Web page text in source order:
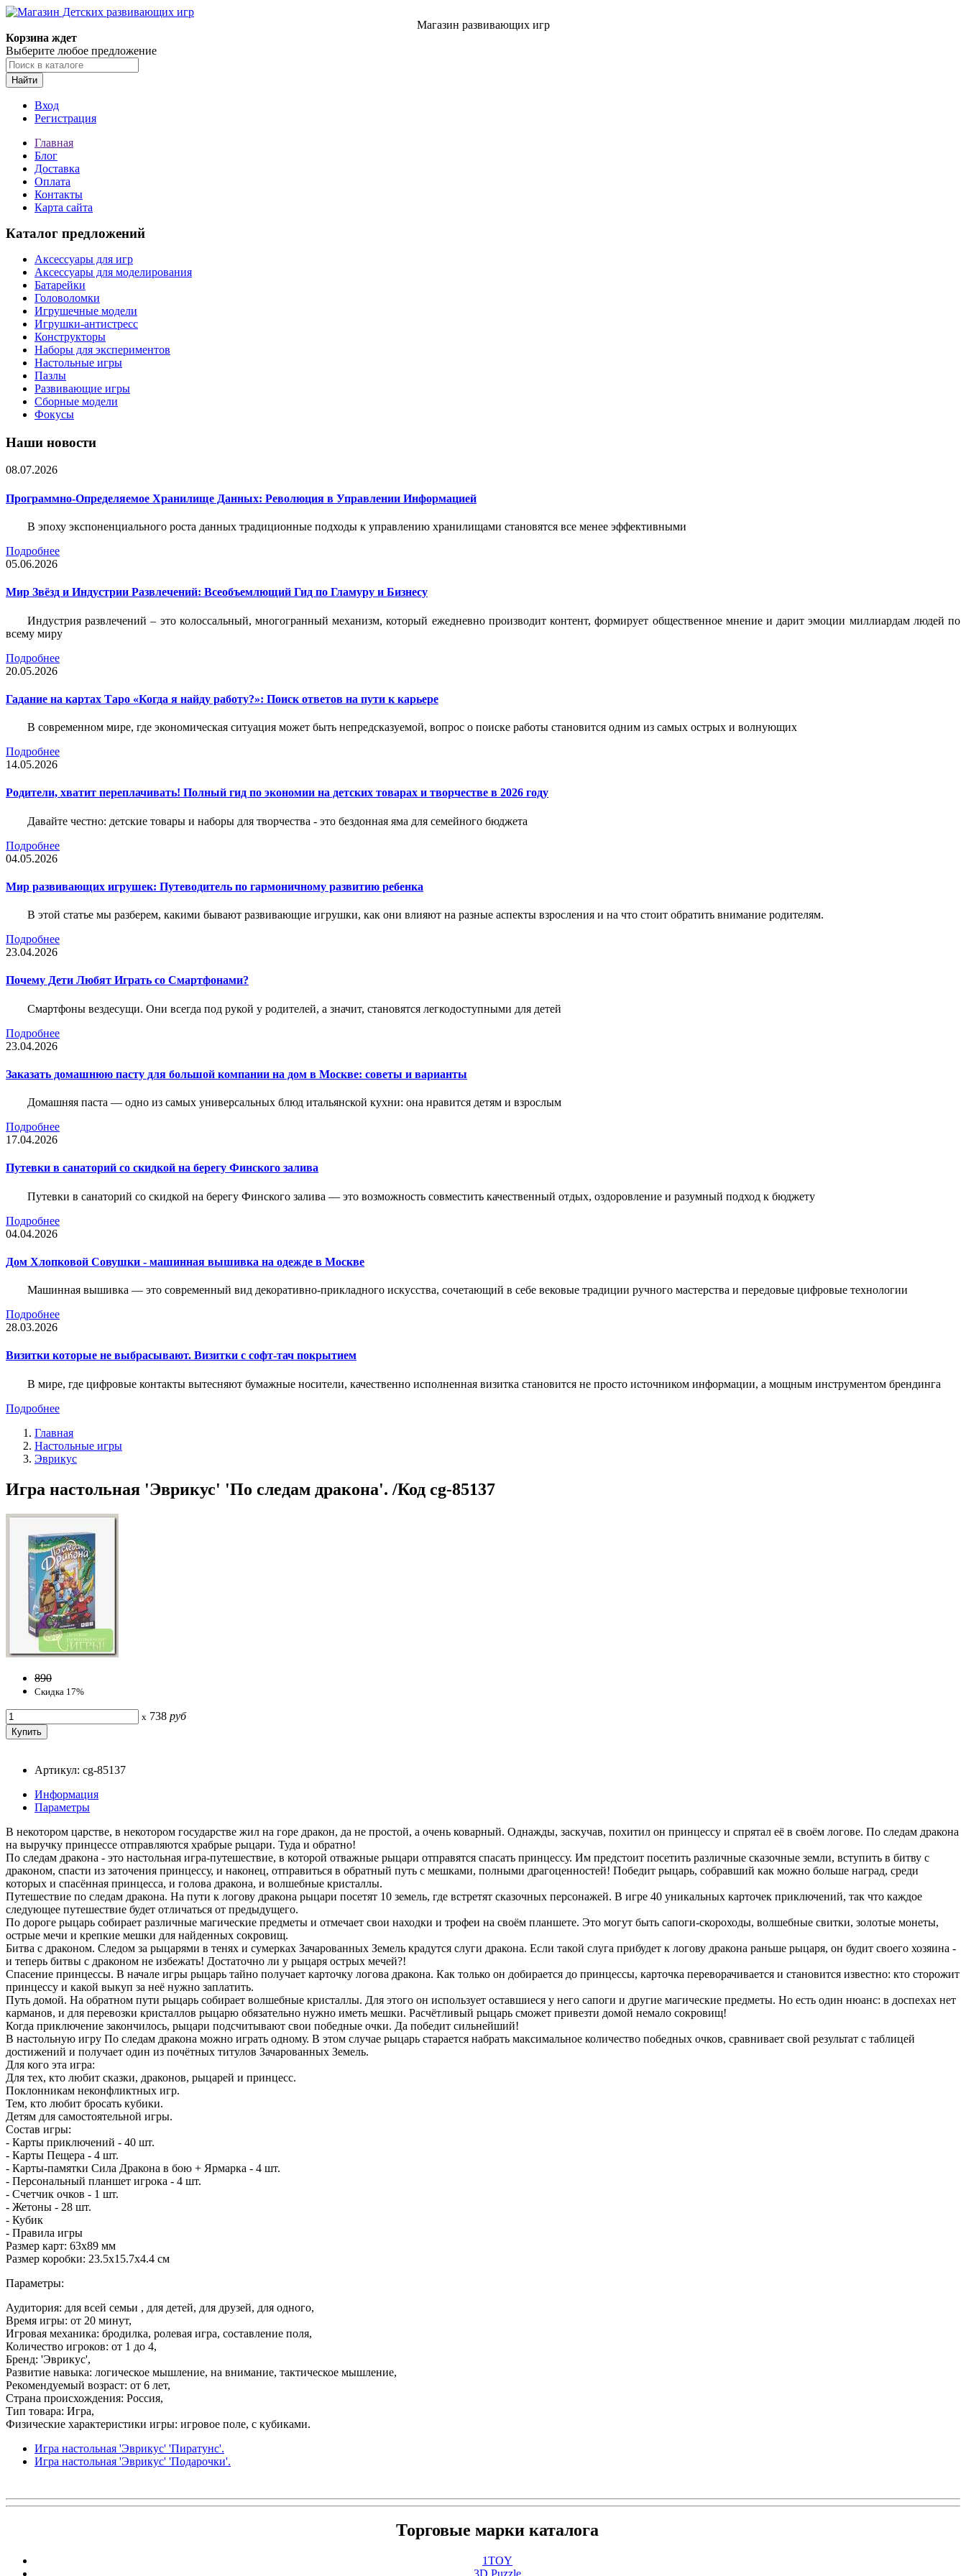
Магазин развивающих игр
Корзина ждет
Выберите любое предложение
Найти
Вход
Регистрация
Главная
Блог
Доставка
Оплата
Контакты
Карта сайта
Каталог предложений
Аксессуары для игр
Аксессуары для моделирования
Батарейки
Головоломки
Игрушечные модели
Игрушки-антистресс
Конструкторы
Наборы для экспериментов
Настольные игры
Пазлы
Развивающие игры
Сборные модели
Фокусы
Наши новости
08.07.2026
Программно-Определяемое Хранилище Данных: Революция в Управлении Информацией
В эпоху экспоненциального роста данных традиционные подходы к управлению хранилищами становятся все менее эффективными
Подробнее
05.06.2026
Мир Звёзд и Индустрии Развлечений: Всеобъемлющий Гид по Гламуру и Бизнесу
Индустрия развлечений – это колоссальный, многогранный механизм, который ежедневно производит контент, формирует общественное мнение и дарит эмоции миллиардам людей по
всему миру
Подробнее
20.05.2026
Гадание на картах Таро «Когда я найду работу?»: Поиск ответов на пути к карьере
В современном мире, где экономическая ситуация может быть непредсказуемой, вопрос о поиске работы становится одним из самых острых и волнующих
Подробнее
14.05.2026
Родители, хватит переплачивать! Полный гид по экономии на детских товарах и творчестве в 2026 году
Давайте честно: детские товары и наборы для творчества - это бездонная яма для семейного бюджета
Подробнее
04.05.2026
Мир развивающих игрушек: Путеводитель по гармоничному развитию ребенка
В этой статье мы разберем, какими бывают развивающие игрушки, как они влияют на разные аспекты взросления и на что стоит обратить внимание родителям.
Подробнее
23.04.2026
Почему Дети Любят Играть со Смартфонами?
Смартфоны вездесущи. Они всегда под рукой у родителей, а значит, становятся легкодоступными для детей
Подробнее
23.04.2026
Заказать домашнюю пасту для большой компании на дом в Москве: советы и варианты
Домашняя паста — одно из самых универсальных блюд итальянской кухни: она нравится детям и взрослым
Подробнее
17.04.2026
Путевки в санаторий со скидкой на берегу Финского залива
Путевки в санаторий со скидкой на берегу Финского залива — это возможность совместить качественный отдых, оздоровление и разумный подход к бюджету
Подробнее
04.04.2026
Дом Хлопковой Совушки - машинная вышивка на одежде в Москве
Машинная вышивка — это современный вид декоративно-прикладного искусства, сочетающий в себе вековые традиции ручного мастерства и передовые цифровые технологии
Подробнее
28.03.2026
Визитки которые не выбрасывают. Визитки с софт-тач покрытием
В мире, где цифровые контакты вытесняют бумажные носители, качественно исполненная визитка становится не просто источником информации, а мощным инструментом брендинга
Подробнее
Главная
Настольные игры
Эврикус
Игра настольная 'Эврикус' 'По следам дракона'. /Код cg-85137
890
Скидка 17%
x 738 руб
Артикул: cg-85137
Информация
Параметры
В некотором царстве, в некотором государстве жил на горе дракон, да не простой, а очень коварный. Однажды, заскучав, похитил он принцессу и спрятал её в своём логове. По следам дракона
на выручку принцессе отправляются храбрые рыцари. Туда и обратно!
По следам дракона - это настольная игра-путешествие, в которой отважные рыцари отправятся спасать принцессу. Им предстоит посетить различные сказочные земли, вступить в битву с
драконом, спасти из заточения принцессу, и наконец, отправиться в обратный путь с мешками, полными драгоценностей! Победит рыцарь, собравший как можно больше наград, среди
которых и спасённая принцесса, и голова дракона, и волшебные кристаллы.
Путешествие по следам дракона. На пути к логову дракона рыцари посетят 10 земель, где встретят сказочных персонажей. В игре 40 уникальных карточек приключений, так что каждое
следующее путешествие будет отличаться от предыдущего.
По дороге рыцарь собирает различные магические предметы и отмечает свои находки и трофеи на своём планшете. Это могут быть сапоги-скороходы, волшебные свитки, золотые монеты,
острые мечи и крепкие мешки для найденных сокровищ.
Битва с драконом. Следом за рыцарями в тенях и сумерках Зачарованных Земель крадутся слуги дракона. Если такой слуга прибудет к логову дракона раньше рыцаря, он будит своего хозяина -
и теперь битвы с драконом не избежать! Достаточно ли у рыцаря острых мечей?!
Спасение принцессы. В начале игры рыцарь тайно получает карточку логова дракона. Как только он добирается до принцессы, карточка переворачивается и становится известно: кто сторожит
принцессу и какой выкуп за неё нужно заплатить.
Путь домой. На обратном пути рыцарь собирает волшебные кристаллы. Для этого он использует оставшиеся у него сапоги и другие магические предметы. Но есть один нюанс: в доспехах нет
карманов, и для перевозки кристаллов рыцарю обязательно нужно иметь мешки. Расчётливый рыцарь сможет привезти домой немало сокровищ!
Когда приключение закончилось, рыцари подсчитывают свои победные очки. Да победит сильнейший!
В настольную игру По следам дракона можно играть одному. В этом случае рыцарь старается набрать максимальное количество победных очков, сравнивает свой результат с таблицей
достижений и получает один из почётных титулов Зачарованных Земель.
Для кого эта игра:
Для тех, кто любит сказки, драконов, рыцарей и принцесс.
Поклонникам неконфликтных игр.
Тем, кто любит бросать кубики.
Детям для самостоятельной игры.
Состав игры:
- Карты приключений - 40 шт.
- Карты Пещера - 4 шт.
- Карты-памятки Сила Дракона в бою + Ярмарка - 4 шт.
- Персональный планшет игрока - 4 шт.
- Счетчик очков - 1 шт.
- Жетоны - 28 шт.
- Кубик
- Правила игры
Размер карт: 63х89 мм
Размер коробки: 23.5х15.7х4.4 cм
Параметры:
Аудитория: для всей семьи , для детей, для друзей, для одного,
Время игры: от 20 минут,
Игровая механика: бродилка, ролевая игра, составление поля,
Количество игроков: от 1 до 4,
Бренд: 'Эврикус',
Развитие навыка: логическое мышление, на внимание, тактическое мышление,
Рекомендуемый возраст: от 6 лет,
Страна происхождения: Россия,
Тип товара: Игра,
Физические характеристики игры: игровое поле, с кубиками.
Игра настольная 'Эврикус' 'Пиратунс'.
Игра настольная 'Эврикус' 'Подарочки'.
Торговые марки каталога
1TOY